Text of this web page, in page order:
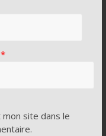
*
site dans le